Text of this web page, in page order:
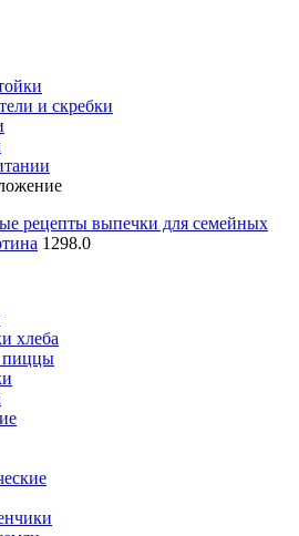
и скребки
рецепты выпечки для семейных
1298.0
хлеба
пиццы